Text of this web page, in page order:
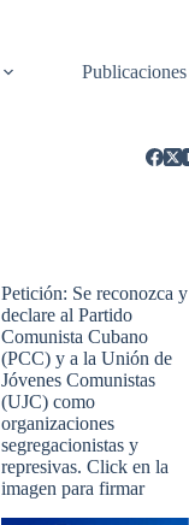
Publicaciones
Petición: Se reconozca y
declare al Partido
Comunista Cubano
(PCC) y a la Unión de
Jóvenes Comunistas
(UJC) como
organizaciones
segregacionistas y
represivas. Click en la
imagen para firmar